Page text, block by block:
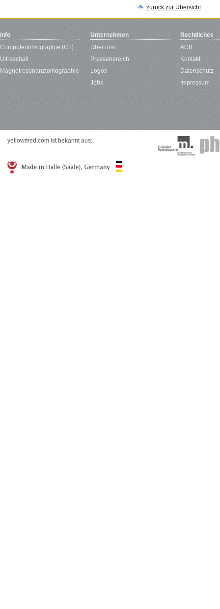
zurück zur Übersicht
Info
Computertomographie (CT)
Ultraschall
Magnetresonanztomographie
Unternehmen
Über uns
Pressebereich
Logos
Jobs
Rechtliches
AGB
Kontakt
Datenschutz
Impressum
yellowmed.com ist bekannt aus: